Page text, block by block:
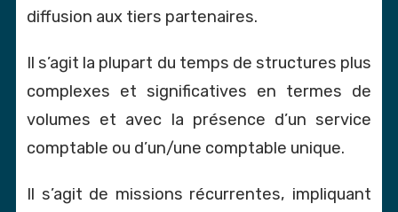
diffusion aux tiers partenaires.
Il s’agit la plupart du temps de structures plus
complexes et significatives en termes de
volumes et avec la présence d’un service
comptable ou d’un/une comptable unique.
Il s’agit de missions récurrentes, impliquant